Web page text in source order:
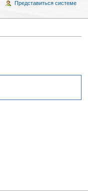
Представиться системе